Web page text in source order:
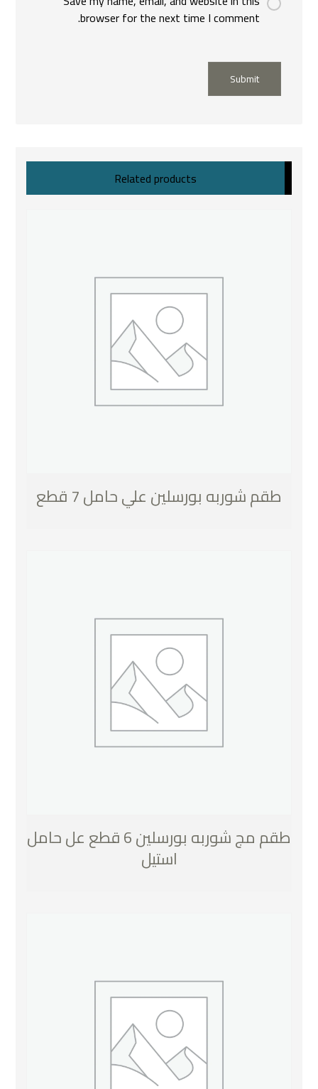
browser for the next time I comment.
Submit
Related products
طقم شوربه بورسلين علي حامل 7 قطع
طقم مج شوربه بورسلين 6 قطع عل حامل
استيل